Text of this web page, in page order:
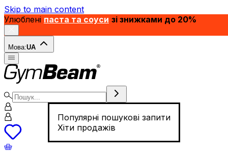
Skip to main content
Улюблені паста та соуси зі знижками до 20%
Мова:UA
Популярні пошукові запити
Хіти продажів